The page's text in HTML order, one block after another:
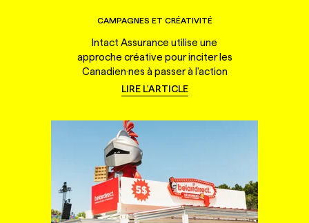
CAMPAGNES ET CRÉATIVITÉ
Intact Assurance utilise une
approche créative pour inciter les
Canadien·nes à passer à l'action
LIRE L'ARTICLE